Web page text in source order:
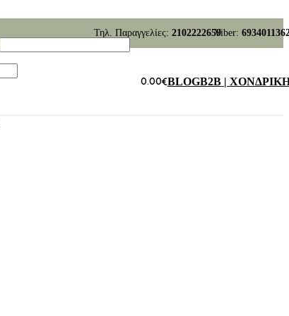
Τηλ. Παραγγελίες: 2102222659Viber:
0.00€BLOGB2B |